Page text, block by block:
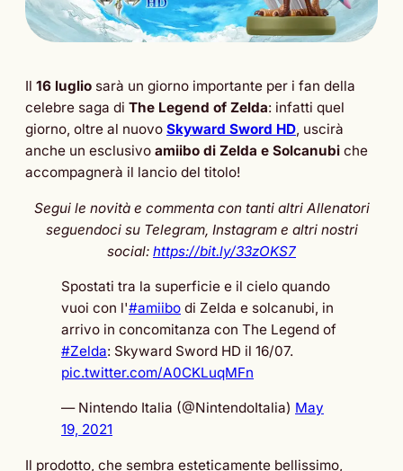
Il 16 luglio sarà un giorno importante per i fan della
celebre saga di The Legend of Zelda: infatti quel
giorno, oltre al nuovo Skyward Sword HD, uscirà
anche un esclusivo amiibo di Zelda e Solcanubi che
accompagnerà il lancio del titolo!
Segui le novità e commenta con tanti altri Allenatori
seguendoci su Telegram, Instagram e altri nostri
social: https://bit.ly/33zOKS7
Spostati tra la superficie e il cielo quando
vuoi con l'#amiibo di Zelda e solcanubi, in
arrivo in concomitanza con The Legend of
#Zelda: Skyward Sword HD il 16/07.
pic.twitter.com/A0CKLuqMFn
— Nintendo Italia (@NintendoItalia) May
19, 2021
Il prodotto, che sembra esteticamente bellissimo,